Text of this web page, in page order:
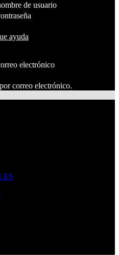
de usuario
ayuda
electrónico
correo electrónico.